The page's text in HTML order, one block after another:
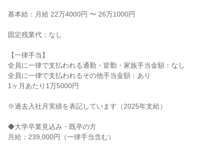
基本給：月給 22万4000円 〜 26万1000円
固定残業代：なし
【一律手当】
全員に一律で支払われる通勤・皆勤・家族手当金額：なし
全員に一律で支払われるその他手当金額：あり
1ヶ月あたり1万5000円
※過去入社月実績を表記しています（2025年支給）
◆大学卒業見込み・既卒の方
月給：239,000円（一律手当含む）